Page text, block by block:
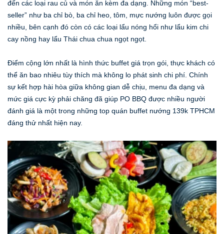
đến các loại rau củ và món ăn kèm đa dạng. Những món “best-
seller” như ba chỉ bò, ba chỉ heo, tôm, mực nướng luôn được gọi
nhiều, bên cạnh đó còn có các loại lẩu nóng hổi như lẩu kim chi
cay nồng hay lẩu Thái chua chua ngọt ngọt.
Điểm cộng lớn nhất là hình thức buffet giá trọn gói, thực khách có
thể ăn bao nhiêu tùy thích mà không lo phát sinh chi phí. Chính
sự kết hợp hài hòa giữa không gian dễ chịu, menu đa dạng và
mức giá cực kỳ phải chăng đã giúp PO BBQ được nhiều người
đánh giá là một trong những top quán buffet nướng 139k TPHCM
đáng thử nhất hiện nay.